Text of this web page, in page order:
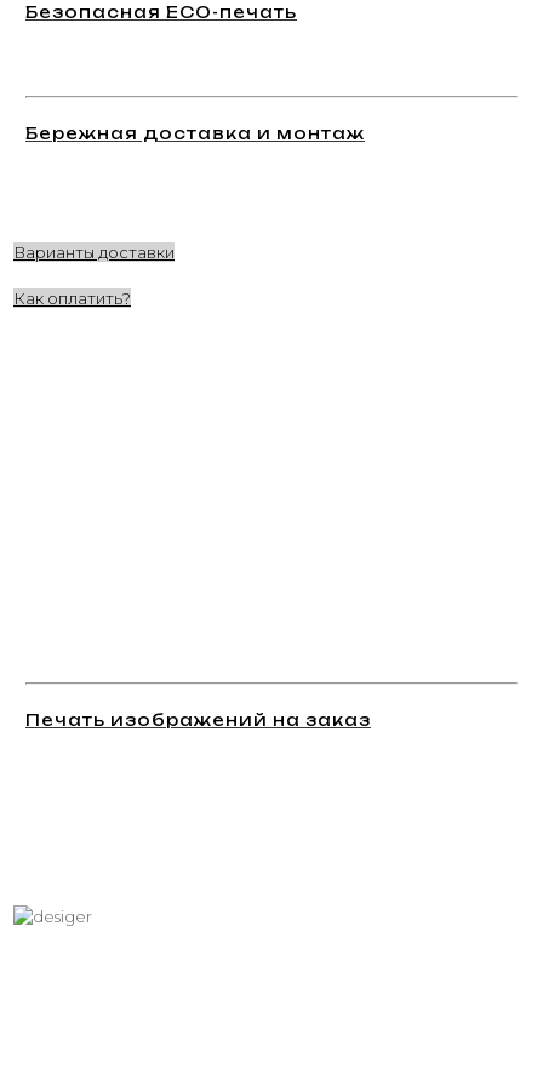
Безопасная ECO-печать
Бережная доставка и монтаж
Варианты доставки
Как оплатить?
Печать изображений на заказ